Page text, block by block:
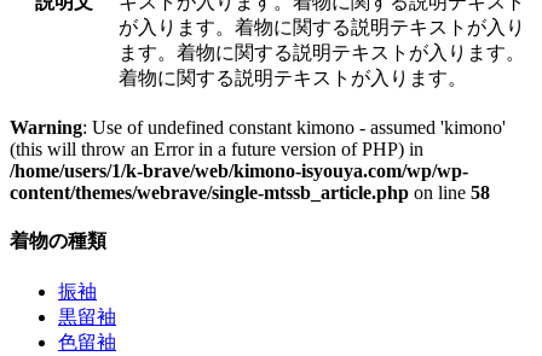
が入ります。着物に関する説明テキストが入り
ます。着物に関する説明テキストが入ります。
着物に関する説明テキストが入ります。
Warning: Use of undefined constant kimono - assumed 'kimono'
(this will throw an Error in a future version of PHP) in
/home/users/1/k-brave/web/kimono-isyouya.com/wp/wp-
content/themes/webrave/single-mtssb_article.php on line 58
着物の種類
振袖
黒留袖
色留袖